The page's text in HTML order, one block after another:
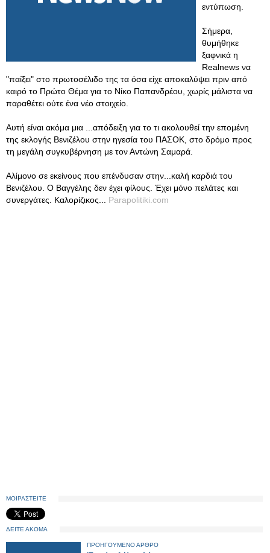
εντύπωση.
Σήμερα,
θυμήθηκε
ξαφνικά η
Realnews να
"παίξει" στο πρωτοσέλιδο της τα όσα είχε αποκαλύψει πριν από
καιρό το Πρώτο Θέμα για το Νίκο Παπανδρέου, χωρίς μάλιστα να
παραθέτει ούτε ένα νέο στοιχείο.
Αυτή είναι ακόμα μια ...απόδειξη για το τι ακολουθεί την επομένη
της εκλογής Βενιζέλου στην ηγεσία του ΠΑΣΟΚ, στο δρόμο προς
τη μεγάλη συγκυβέρνηση με τον Αντώνη Σαμαρά.
Αλίμονο σε εκείνους που επένδυσαν στην...καλή καρδιά του
Βενιζέλου. Ο Βαγγέλης δεν έχει φίλους. Έχει μόνο πελάτες και
συνεργάτες. Καλορίζικος... Parapolitiki.com
ΜΟΙΡΑΣΤΕΙΤΕ
ΔΕΙΤΕ ΑΚΟΜΑ
ΠΡΟΗΓΟΥΜΕΝΟ ΑΡΘΡΟ